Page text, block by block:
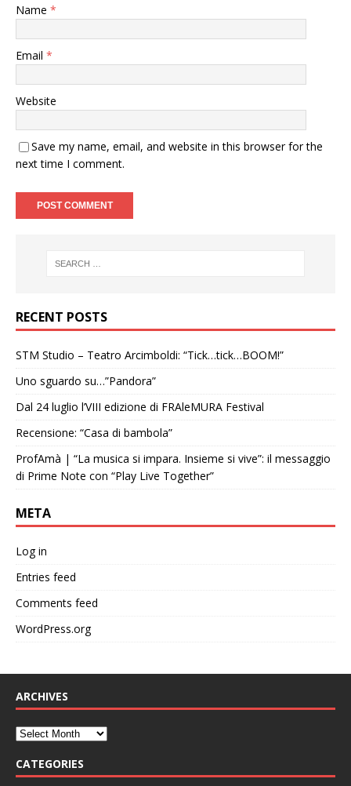
Name *
Email *
Website
Save my name, email, and website in this browser for the
next time I comment.
RECENT POSTS
STM Studio – Teatro Arcimboldi: “Tick…tick…BOOM!”
Uno sguardo su…”Pandora”
Dal 24 luglio l’VIII edizione di FRAleMURA Festival
Recensione: “Casa di bambola”
ProfAmà | “La musica si impara. Insieme si vive”: il messaggio
di Prime Note con “Play Live Together”
META
Log in
Entries feed
Comments feed
WordPress.org
ARCHIVES
CATEGORIES